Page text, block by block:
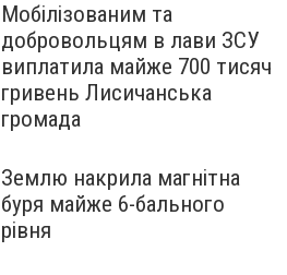
Мобілізованим та
добровольцям в лави ЗСУ
виплатила майже 700 тисяч
гривень Лисичанська
громада
Землю накрила магнітна
буря майже 6-бального
рівня